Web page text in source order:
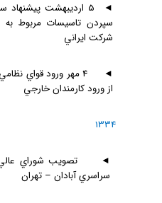
◄
5 ارديبهشت
سپردن تاسيسات مربوط
شركت ايراني
◄
4 مهر ورود قواي
از ورود كارمندان خارجي
1334
◄ تصويب شوراي
سراسري آبادان – تهران